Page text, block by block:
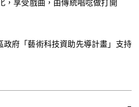
，享受戲曲，由傳統唱唸做打開
政府「藝術科技資助先導計畫」支持